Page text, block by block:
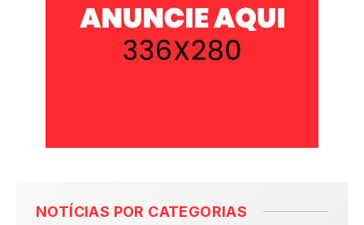
NOTÍCIAS POR CATEGORIAS